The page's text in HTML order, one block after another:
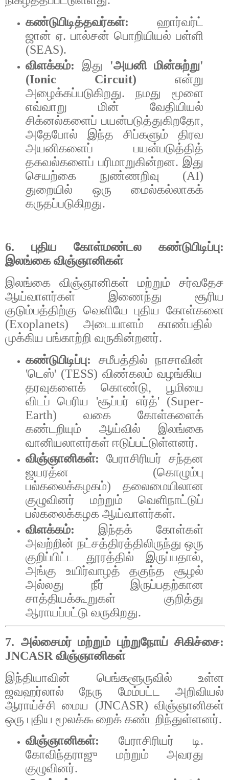
கண்டுபிடித்தவர்கள்:
ஹார்வர்ட்
ஜான் ஏ. பால்சன் பொறியியல் பள்ளி
(SEAS).
விளக்கம்: இது 'அயனி மின்சுற்று'
(Ionic Circuit)
என்று
அழைக்கப்படுகிறது. நமது
மூளை
எவ்வாறு
மின்
வேதியியல்
சிக்னல்களைப் பயன்படுத்துகிறதோ,
அதேபோல்
இந்த சிப்களும்
திரவ
அயனிகளைப்
பயன்படுத்தித்
தகவல்களைப் பரிமாறுகின்றன. இது
செயற்கை
நுண்ணறிவு (AI)
துறையில்
ஒரு
மைல்கல்லாகக்
கருதப்படுகிறது.
6. புதிய கோள்மண்டல கண்டுபிடிப்பு:
இலங்கை விஞ்ஞானிகள்
இலங்கை
விஞ்ஞானிகள் மற்றும்
சர்வதேச
ஆய்வாளர்கள்
இணைந்து
சூரிய
குடும்பத்திற்கு வெளியே புதிய கோள்களை
(Exoplanets) அடையாளம்
காண்பதில்
முக்கிய பங்காற்றி வருகின்றனர்.
கண்டுபிடிப்பு: சமீபத்தில்
நாசாவின்
'டெஸ்' (TESS) விண்கலம் வழங்கிய
தரவுகளைக்
கொண்டு,பூமியை
விடப் பெரிய 'சூப்பர் எர்த்' (Super-
Earth) வகை
கோள்களைக்
கண்டறியும்
ஆய்வில்
இலங்கை
வானியலாளர்கள் ஈடுப்பட்டுள்ளனர்.
விஞ்ஞானிகள்: பேராசிரியர் சந்தன
ஜயரத்ன (கொழும்பு
பல்கலைக்கழகம்)தலைமையிலான
குழுவினர்
மற்றும்
வெளிநாட்டுப்
பல்கலைக்கழக ஆய்வாளர்கள்.
விளக்கம்: இந்தக்
கோள்கள்
அவற்றின் நட்சத்திரத்திலிருந்து ஒரு
குறிப்பிட்ட
தூரத்தில் இருப்பதால்,
அங்கு
உயிர்வாழத் தகுந்த
சூழல்
அல்லது
நீர்
இருப்பதற்கான
சாத்தியக்கூறுகள்
குறித்து
ஆராயப்பட்டு வருகிறது.
7. அல்சைமர் மற்றும் புற்றுநோய் சிகிச்சை:
JNCASR விஞ்ஞானிகள்
இந்தியாவின்
பெங்களூருவில்
உள்ள
ஜவஹர்லால்
நேரு மேம்பட்ட
அறிவியல்
ஆராய்ச்சி மைய (JNCASR)விஞ்ஞானிகள்
ஒரு புதிய மூலக்கூறைக் கண்டறிந்துள்ளனர்.
விஞ்ஞானிகள்: பேராசிரியர் டி.
கோவிந்தராஜு
மற்றும்
அவரது
குழுவினர்.